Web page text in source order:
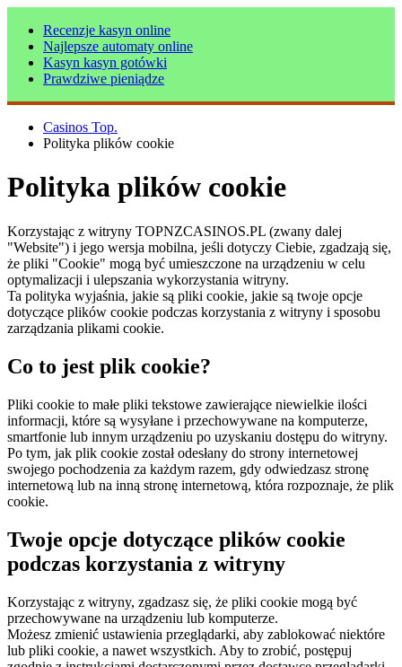
Recenzje kasyn online
Najlepsze automaty online
Kasyn kasyn gotówki
Prawdziwe pieniądze
Casinos Top.
Polityka plików cookie
Polityka plików cookie
Korzystając z witryny TOPNZCASINOS.PL (zwany dalej
"Website") i jego wersja mobilna, jeśli dotyczy Ciebie, zgadzają się,
że pliki "Cookie" mogą być umieszczone na urządzeniu w celu
optymalizacji i ulepszania wykorzystania witryny.
Ta polityka wyjaśnia, jakie są pliki cookie, jakie są twoje opcje
dotyczące plików cookie podczas korzystania z witryny i sposobu
zarządzania plikami cookie.
Co to jest plik cookie?
Pliki cookie to małe pliki tekstowe zawierające niewielkie ilości
informacji, które są wysyłane i przechowywane na komputerze,
smartfonie lub innym urządzeniu po uzyskaniu dostępu do witryny.
Po tym, jak plik cookie został odesłany do strony internetowej
swojego pochodzenia za każdym razem, gdy odwiedzasz stronę
internetową lub na inną stronę internetową, która rozpoznaje, że plik
cookie.
Twoje opcje dotyczące plików cookie
podczas korzystania z witryny
Korzystając z witryny, zgadzasz się, że pliki cookie mogą być
przechowywane na urządzeniu lub komputerze.
Możesz zmienić ustawienia przeglądarki, aby zablokować niektóre
lub pliki cookie, a nawet wszystkich. Aby to zrobić, postępuj